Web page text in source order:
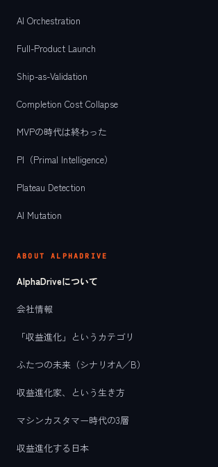
AI Orchestration
Full-Product Launch
Ship-as-Validation
Completion Cost Collapse
MVPの時代は終わった
PI（Primal Intelligence）
Plateau Detection
AI Mutation
ABOUT ALPHADRIVE
AlphaDriveについて
会社情報
「収益進化」というカテゴリ
ふたつの未来（シナリオA／B）
収益進化家、という生き方
マシンカスタマー時代の3層
収益進化する日本